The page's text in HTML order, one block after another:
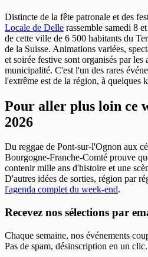
Distincte de la fête patronale et des
Locale de Delle rassemble samedi 8
de cette ville de 6 500 habitants du
de la Suisse. Animations variées,
et soirée festive sont organisés par les
municipalité. C'est l'un des rares
l'extrême est de la région, à quelques
Pour aller plus loin ce
2026
Du reggae de Pont-sur-l'Ognon aux
Bourgogne-Franche-Comté prouve
contenir mille ans d'histoire et une
D'autres idées de sorties, région par
l'agenda complet du week-end.
Recevez nos sélections par
Chaque semaine, nos événements
Pas de spam, désinscription en un clic.